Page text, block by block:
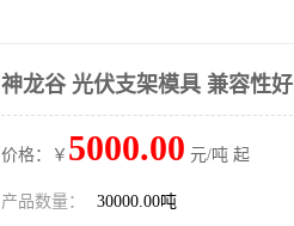
神龙谷 光伏支架模具 兼容性好
价格：￥ 5000.00 元/吨 起
产品数量： 30000.00吨